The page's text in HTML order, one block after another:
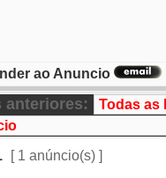
ao Anuncio
anteriores:
[ 1 anúncio(s) ]